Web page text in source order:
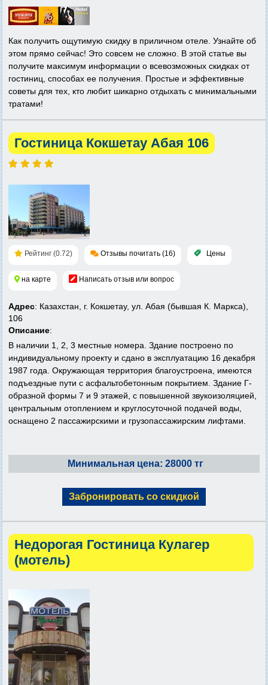
Как получить ощутимую скидку в приличном отеле. Узнайте об
этом прямо сейчас! Это совсем не сложно. В этой статье вы
получите максимум информации о всевозможных скидках от
гостиниц, способах ее получения. Простые и эффективные
советы для тех, кто любит шикарно отдыхать с минимальными
тратами!
Гостиница Кокшетау Абая 106
Рейтинг (0.72) Отзывы почитать (16) Цены
на карте Написать отзыв или вопрос
Адрес: Казахстан, г. Кокшетау, ул. Абая (бывшая К. Маркса),
106
Описание:
В наличии 1, 2, 3 местные номера. Здание построено по
индивидуальному проекту и сдано в эксплуатацию 16 декабря
1987 года. Окружающая территория благоустроена, имеются
подъездные пути с асфальтобетонным покрытием. Здание Г-
образной формы 7 и 9 этажей, с повышенной звукоизоляцией,
центральным отоплением и круглосуточной подачей воды,
оснащено 2 пассажирскими и грузопассажирским лифтами.
Минимальная цена: 28000 тг
Забронировать со скидкой
Недорогая Гостиница Кулагер
(мотель)